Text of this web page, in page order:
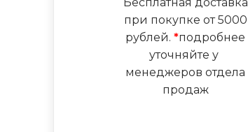
Бесплатная доставка
при покупке от 5000
рублей.*подробнее
уточняйте у
менеджеров отдела
продаж